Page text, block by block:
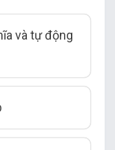
và tự động